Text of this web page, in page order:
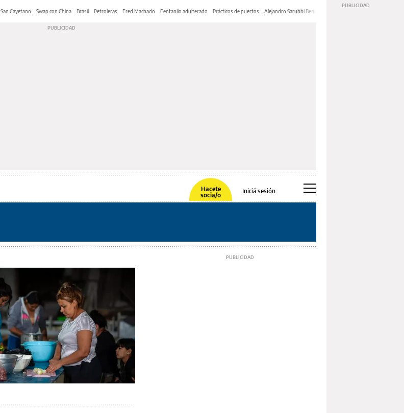
San Cayetano Swap con China Brasil Petroleras Fred Machado Fentanilo adulterado Prácticos de puertos Alejandro Sarubbi Benítez
Hacete
socia/o
Iniciá sesión